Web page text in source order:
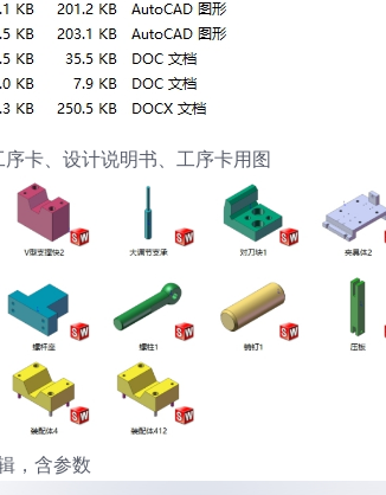
卡、设计说明书、工序卡用图
，含参数